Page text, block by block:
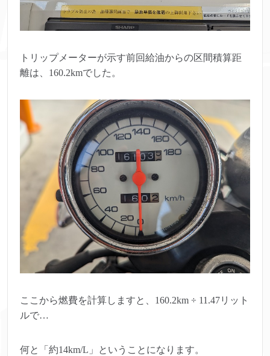
トリップメーターが示す前回給油からの区間積算距
離は、160.2kmでした。
ここから燃費を計算しますと、160.2km ÷ 11.47リット
ルで…
何と「約14km/L」ということになります。